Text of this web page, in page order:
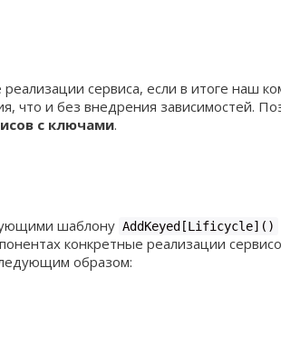
сервиса, если в итоге наш
что и без внедрения зависимостей.
с ключами.
шаблону AddKeyed[Lificycle]()
конкретные реализации
образом: